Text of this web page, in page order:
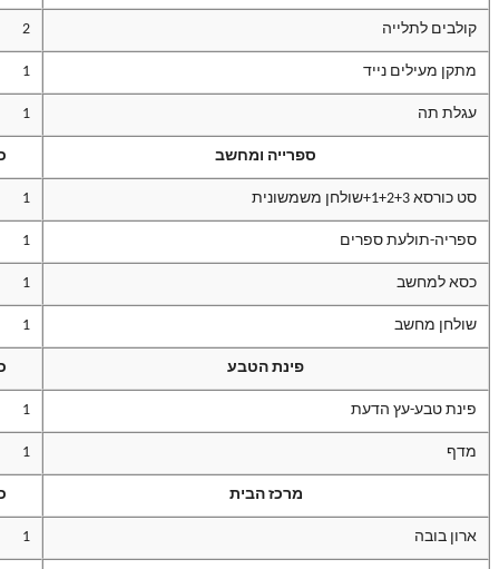
קולבים לתלייה 2
מתקן מעילים נייד 1
עגלת תה 1
ספרייה ומחשב
סט כורסא 1+2+3+שולחן משמשונית 1
ספריה-תולעת ספרים 1
כסא למחשב 1
שולחן מחשב 1
פינת הטבע
פינת טבע-עץ הדעת 1
מדף 1
מרכז הבית
ארון בובה 1